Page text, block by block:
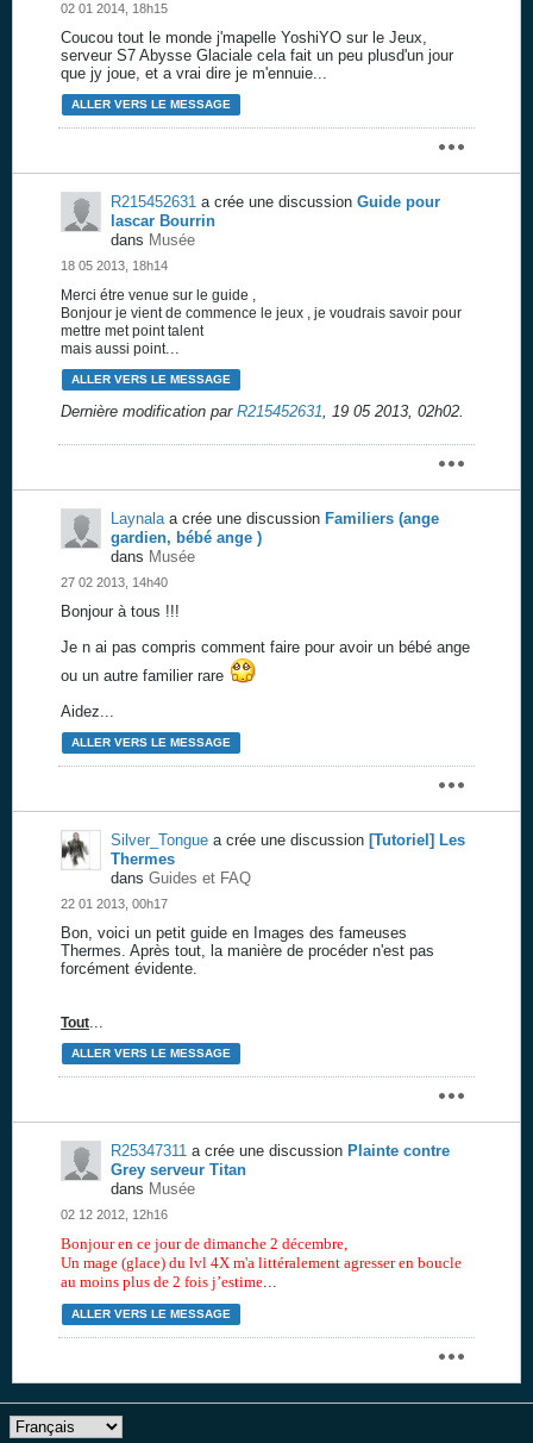
02 01 2014, 18h15
Coucou tout le monde j'mapelle YoshiYO sur le Jeux,
serveur S7 Abysse Glaciale cela fait un peu plusd'un jour
que jy joue, et a vrai dire je m'ennuie...
ALLER VERS LE MESSAGE
R215452631 a crée une discussion Guide pour
lascar Bourrin
dans Musée
18 05 2013, 18h14
Merci étre venue sur le guide ,
Bonjour je vient de commence le jeux , je voudrais savoir pour
mettre met point talent
mais aussi point...
ALLER VERS LE MESSAGE
Dernière modification par R215452631, 19 05 2013, 02h02.
Laynalaa crée une discussion Familiers (ange
gardien, bébé ange )
dans Musée
27 02 2013, 14h40
Bonjour à tous !!!
Je n ai pas compris comment faire pour avoir un bébé ange
ou un autre familier rare
Aidez...
ALLER VERS LE MESSAGE
Silver_Tongue a crée une discussion [Tutoriel] Les
Thermes
dans Guides et FAQ
22 01 2013, 00h17
Bon, voici un petit guide en Images des fameuses
Thermes. Après tout, la manière de procéder n'est pas
forcément évidente.
Tout...
ALLER VERS LE MESSAGE
R25347311 a crée une discussion Plainte contre
Grey serveur Titan
dans Musée
02 12 2012, 12h16
Bonjour en ce jour de dimanche 2 décembre,
Un mage (glace) du lvl 4X m'a littéralement agresser en boucle
au moins plus de 2 fois j’estime...
ALLER VERS LE MESSAGE